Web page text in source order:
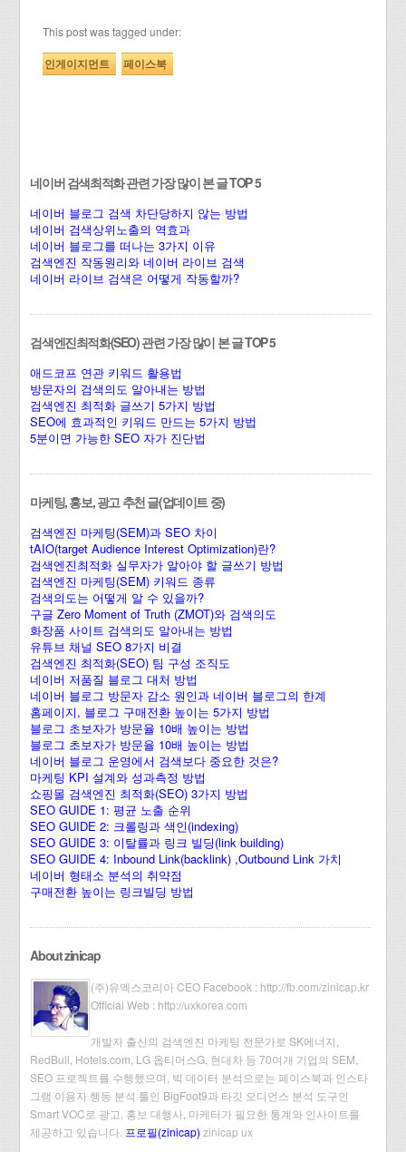
This post was tagged under:
인게이지먼트 페이스북
네이버 검색최적화 관련 가장 많이 본 글 TOP 5
네이버 블로그 검색 차단당하지 않는 방법
네이버 검색상위노출의 역효과
네이버 블로그를 떠나는 3가지 이유
검색엔진 작동원리와 네이버 라이브 검색
네이버 라이브 검색은 어떻게 작동할까?
검색엔진최적화(SEO) 관련 가장 많이 본 글 TOP 5
애드코프 연관 키워드 활용법
방문자의 검색의도 알아내는 방법
검색엔진 최적화 글쓰기 5가지 방법
SEO에 효과적인 키워드 만드는 5가지 방법
5분이면 가능한 SEO 자가 진단법
마케팅, 홍보, 광고 추천 글(업데이트 중)
검색엔진 마케팅(SEM)과 SEO 차이
tAIO(target Audience Interest Optimization)란?
검색엔진최적화 실무자가 알아야 할 글쓰기 방법
검색엔진 마케팅(SEM) 키워드 종류
검색의도는 어떻게 알 수 있을까?
구글 Zero Moment of Truth (ZMOT)와 검색의도
화장품 사이트 검색의도 알아내는 방법
유튜브 채널 SEO 8가지 비결
검색엔진 최적화(SEO) 팀 구성 조직도
네이버 저품질 블로그 대처 방법
네이버 블로그 방문자 감소 원인과 네이버 블로그의 한계
홈페이지, 블로그 구매전환 높이는 5가지 방법
블로그 초보자가 방문율 10배 높이는 방법
블로그 초보자가 방문율 10배 높이는 방법
네이버 블로그 운영에서 검색보다 중요한 것은?
마케팅 KPI 설계와 성과측정 방법
쇼핑몰 검색엔진 최적화(SEO) 3가지 방법
SEO GUIDE 1: 평균 노출 순위
SEO GUIDE 2: 크롤링과 색인(indexing)
SEO GUIDE 3: 이탈률과 링크 빌딩(link building)
SEO GUIDE 4: Inbound Link(backlink) ,Outbound Link 가치
네이버 형태소 분석의 취약점
구매전환 높이는 링크빌딩 방법
About zinicap
(주)유엑스코리아 CEO Facebook : http://fb.com/zinicap.kr
Official Web : http://uxkorea.com
개발자 출신의 검색엔진 마케팅 전문가로 SK에너지,
RedBull, Hotels.com, LG 옵티머스G, 현대차 등 70여개 기업의 SEM,
SEO 프로젝트를 수행했으며, 빅 데이터 분석으로는 페이스북과 인스타
그램 이용자 행동 분석 툴인 BigFoot9과 타깃 오디언스 분석 도구인
Smart VOC로 광고, 홍보 대행사, 마케터가 필요한 통계와 인사이트를
제공하고 있습니다. 프로필(zinicap) zinicap ux